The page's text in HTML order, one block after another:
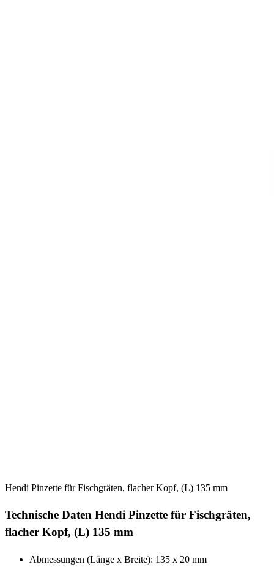
Hendi Pinzette für Fischgräten, flacher Kopf, (L) 135 mm
Technische Daten Hendi Pinzette für Fischgräten,
flacher Kopf, (L) 135 mm
Abmessungen (Länge x Breite): 135 x 20 mm